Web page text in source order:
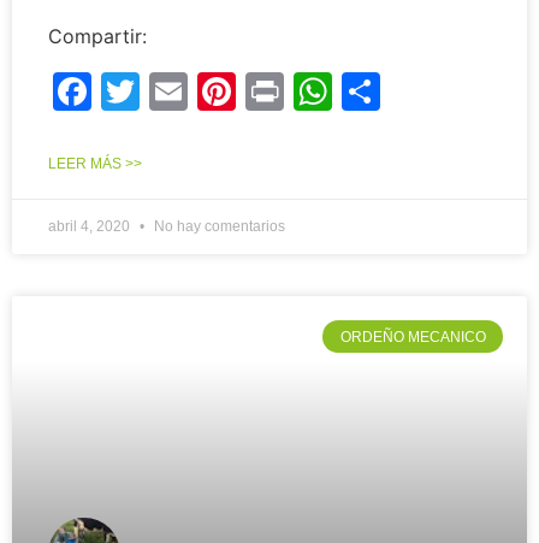
Compartir:
Facebook
Twitter
EmailPinterest
PrintWhatsApp
LEER MÁS >>
abril 4, 2020 No hay comentarios
ORDEÑO MECANICO